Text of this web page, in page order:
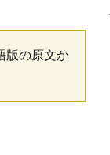
版の原文か